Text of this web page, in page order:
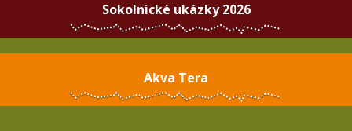
Sokolnické ukázky 2026
Akva Tera